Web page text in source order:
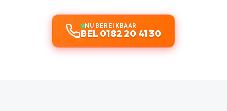
NU BEREIKBAAR
BEL 0182 20 41 30